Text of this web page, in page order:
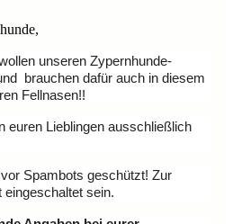
unseren Zypernhunde-
brauchen dafür auch in diesem
Fellnasen!!
euren Lieblingen ausschließlich
Spambots geschützt! Zur
sein.